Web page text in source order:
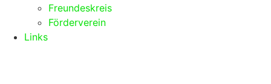
Freundeskreis
Förderverein
Links